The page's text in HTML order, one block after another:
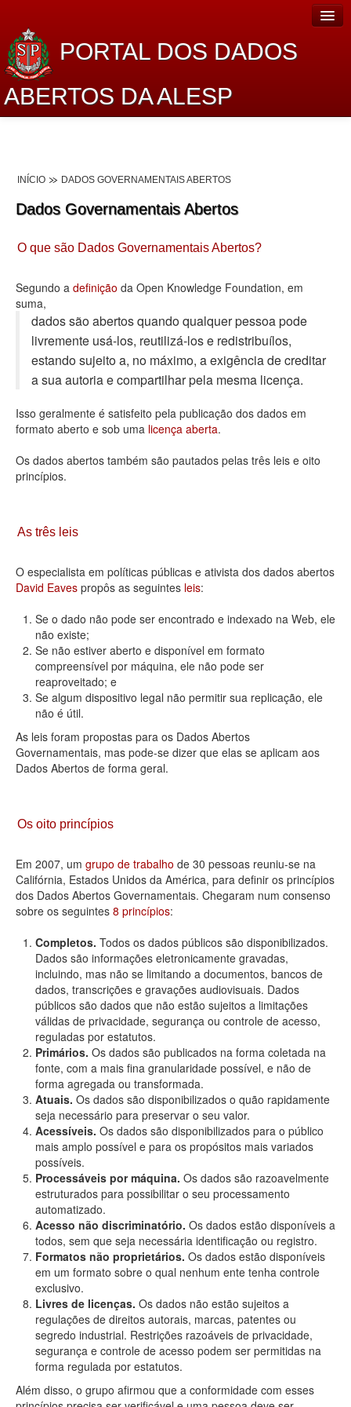
PORTAL DOS DADOS
ABERTOS DA ALESP
Lei de Acesso à Informação
Dados Governamentais Abertos
Planejamento
Catálogo de dados
Processo Legislativo
Deputados Estaduais
Administração
Legislação
Agenda
Contato
INÍCIO DADOS GOVERNAMENTAIS ABERTOS
Dados Governamentais Abertos
O que são Dados Governamentais Abertos?
Segundo a definição da Open Knowledge Foundation, em
suma,
dados são abertos quando qualquer pessoa pode
livremente usá-los, reutilizá-los e redistribuí­los,
estando sujeito a, no máximo, a exigência de creditar
a sua autoria e compartilhar pela mesma licença.
Isso geralmente é satisfeito pela publicação dos dados em
formato aberto e sob uma licença aberta.
Os dados abertos também são pautados pelas três leis e oito
princípios.
As três leis
O especialista em políticas públicas e ativista dos dados abertos
David Eaves propôs as seguintes leis:
Se o dado não pode ser encontrado e indexado na Web, ele
não existe;
Se não estiver aberto e disponível em formato
compreensível por máquina, ele não pode ser
reaproveitado; e
Se algum dispositivo legal não permitir sua replicação, ele
não é útil.
As leis foram propostas para os Dados Abertos
Governamentais, mas pode-se dizer que elas se aplicam aos
Dados Abertos de forma geral.
Os oito princípios
Em 2007, um grupo de trabalho de 30 pessoas reuniu-se na
Califórnia, Estados Unidos da América, para definir os princípios
dos Dados Abertos Governamentais. Chegaram num consenso
sobre os seguintes 8 princípios:
Completos. Todos os dados públicos são disponibilizados.
Dados são informações eletronicamente gravadas,
incluindo, mas não se limitando a documentos, bancos de
dados, transcrições e gravações audiovisuais. Dados
públicos são dados que não estão sujeitos a limitações
válidas de privacidade, segurança ou controle de acesso,
reguladas por estatutos.
Primários. Os dados são publicados na forma coletada na
fonte, com a mais fina granularidade possível, e não de
forma agregada ou transformada.
Atuais. Os dados são disponibilizados o quão rapidamente
seja necessário para preservar o seu valor.
Acessíveis. Os dados são disponibilizados para o público
mais amplo possível e para os propósitos mais variados
possíveis.
Processáveis por máquina. Os dados são razoavelmente
estruturados para possibilitar o seu processamento
automatizado.
Acesso não discriminatório. Os dados estão disponíveis a
todos, sem que seja necessária identificação ou registro.
Formatos não proprietários. Os dados estão disponíveis
em um formato sobre o qual nenhum ente tenha controle
exclusivo.
Livres de licenças. Os dados não estão sujeitos a
regulações de direitos autorais, marcas, patentes ou
segredo industrial. Restrições razoáveis de privacidade,
segurança e controle de acesso podem ser permitidas na
forma regulada por estatutos.
Além disso, o grupo afirmou que a conformidade com esses